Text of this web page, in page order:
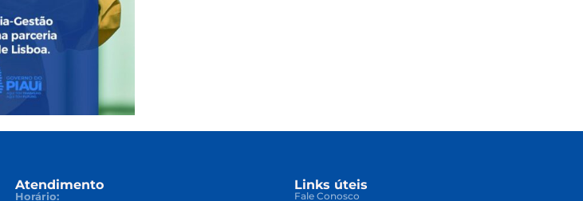
Atendimento
Horário:
Links úteis
Fale Conosco